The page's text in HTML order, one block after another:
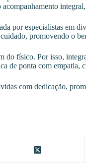
por especialistas em
promovendo o
do físico. Por isso,
de ponta com empatia,
com dedicação,